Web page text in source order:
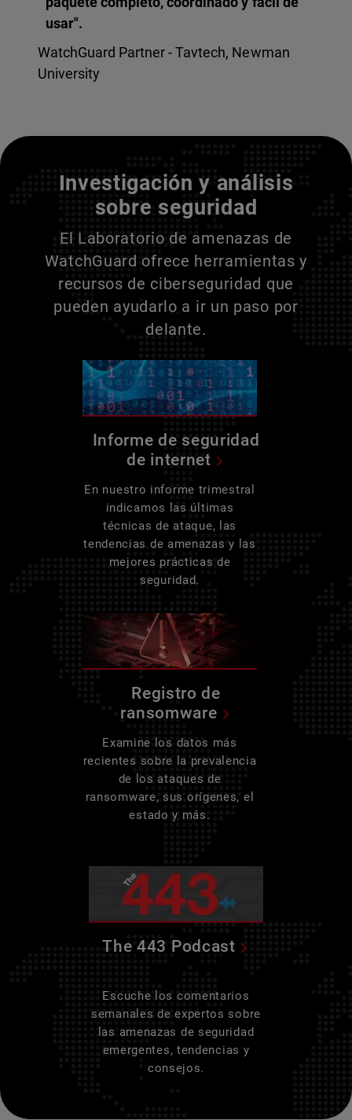
usar".
WatchGuard Partner - Tavtech, Newman
University
Investigación y análisis
sobre seguridad
El Laboratorio de amenazas de
WatchGuard ofrece herramientas y
recursos de ciberseguridad que
pueden ayudarlo a ir un paso por
delante.
Informe de seguridad
de internet
En nuestro informe trimestral
indicamos las últimas
técnicas de ataque, las
tendencias de amenazas y las
mejores prácticas de
seguridad.
Registro de
ransomware
Examine los datos más
recientes sobre la prevalencia
de los ataques de
ransomware, sus orígenes, el
estado y más.
The 443 Podcast
Escuche los comentarios
semanales de expertos sobre
las amenazas de seguridad
emergentes, tendencias y
consejos.